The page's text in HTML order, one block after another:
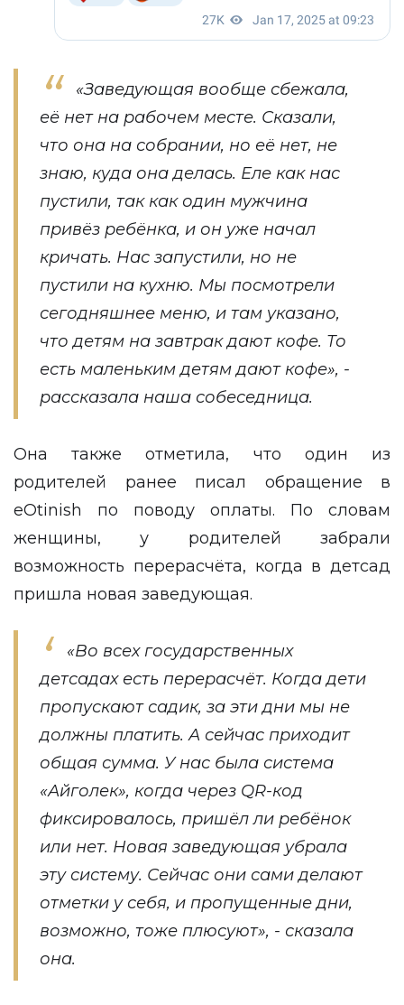
«Заведующая вообще сбежала,
её нет на рабочем месте. Сказали,
что она на собрании, но её нет, не
знаю, куда она делась. Еле как нас
пустили, так как один мужчина
привёз ребёнка, и он уже начал
кричать. Нас запустили, но не
пустили на кухню. Мы посмотрели
сегодняшнее меню, и там указано,
что детям на завтрак дают кофе. То
есть маленьким детям дают кофе», -
рассказала наша собеседница.
Она также отметила, что один из
родителей ранее писал обращение в
eOtinish по поводу оплаты. По словам
женщины, у родителей забрали
возможность перерасчёта, когда в детсад
пришла новая заведующая.
«Во всех государственных
детсадах есть перерасчёт. Когда дети
пропускают садик, за эти дни мы не
должны платить. А сейчас приходит
общая сумма. У нас была система
«Айголек», когда через QR-код
фиксировалось, пришёл ли ребёнок
или нет. Новая заведующая убрала
эту систему. Сейчас они сами делают
отметки у себя, и пропущенные дни,
возможно, тоже плюсуют», - сказала
она.